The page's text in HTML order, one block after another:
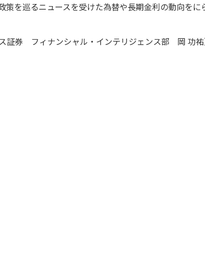
策を巡るニュースを受けた為替や長期金利の動向を
ス証券 フィナンシャル・インテリジェンス部 岡 功祐